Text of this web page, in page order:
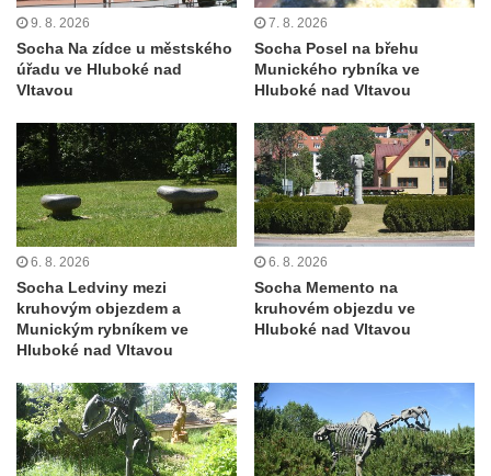
Maazův kříž na Kostelní stezce v
Mikulášovicích
Franzeho kříž u domu čp. 356 v
Mikulášovicích
Hammerberský kříž na křižovatce mezi
domy čp. 739 a 758 v Mikulášovicích
v Mikulášovicích
Drascheho kříž na zahradě domu čp. 915 v
Hillův kříž u domu čp. 436 v Mikulášovicích
Hampelův kříž západně od dolního nádraží
v Mikulášovicích
9. 8. 2026
Socha Na zídce u městského
úřadu ve Hluboké nad
Vltavou
7. 8. 2026
Socha Posel na břehu
Munického rybníka ve
Hluboké nad Vltavou
6. 8. 2026
Socha Ledviny mezi
kruhovým objezdem a
Munickým rybníkem ve
Hluboké nad Vltavou
6. 8. 2026
Socha Memento na
kruhovém objezdu ve
Hluboké nad Vltavou